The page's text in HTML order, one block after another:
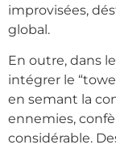
improvisées,
global.
En outre, dans
intégrer le
en semant la
ennemies,
considérable.